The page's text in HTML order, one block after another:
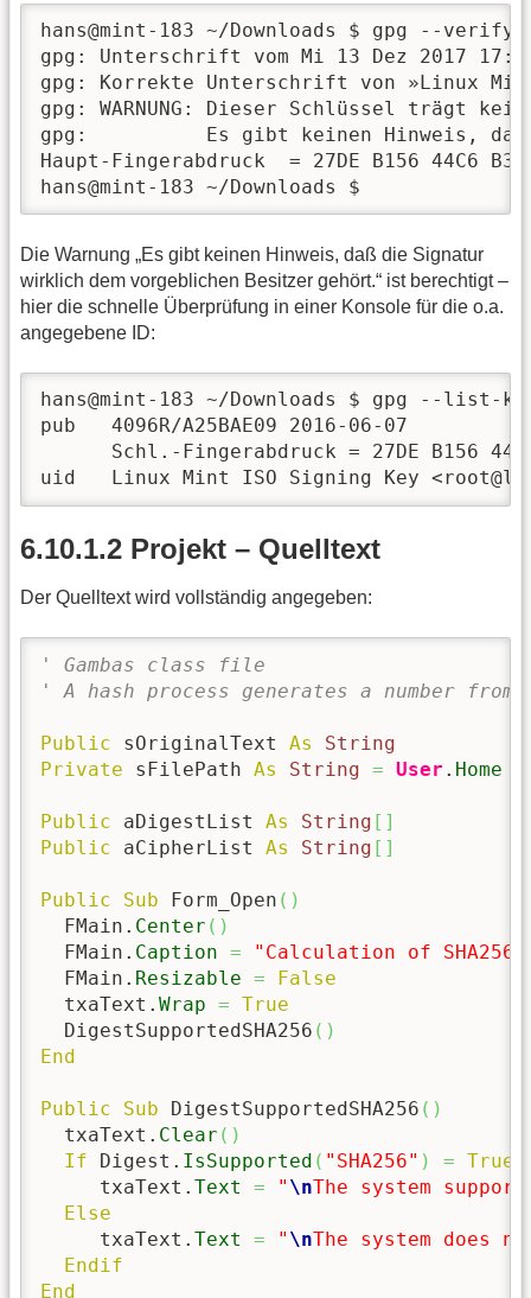
hans@mint-183 ~/Downloads $ gpg --verify
gpg: Unterschrift vom Mi 13 Dez 2017
gpg: Korrekte Unterschrift von »Linux
gpg: WARNUNG: Dieser Schlüssel trägt
gpg:          Es gibt keinen Hinweis, daß
Haupt-Fingerabdruck  = 27DE B156 44C6
hans@mint-183 ~/Downloads $
Die Warnung „Es gibt keinen Hinweis, daß die Signatur
wirklich dem vorgeblichen Besitzer gehört.“ ist berechtigt –
hier die schnelle Überprüfung in einer Konsole für die o.a.
angegebene ID:
hans@mint-183 ~/Downloads $ gpg --list-
pub   4096R/A25BAE09 2016-06-07
Schl.-Fingerabdruck = 27DE B156
uid   Linux Mint ISO Signing Key
6.10.1.2 Projekt – Quelltext
Der Quelltext wird vollständig angegeben:
' Gambas class file
' A hash process generates a number
Public sOriginalText As
String
Private sFilePath As String = User . Home
Public aDigestList As String [ ]
Public aCipherList As String [ ]
Public Sub Form_Open ( )
  FMain.
Center ( )
  FMain.
Caption =
"Calculation of
  FMain.
Resizable =
False
  txaText.
Wrap = True
  DigestSupportedSHA256
( )
End
Public Sub DigestSupportedSHA256 ( )
  txaText.
Clear ( )
If Digest. IsSupported ( "SHA256" ) = True
     txaText.
Text = " \nThe system
Else
     txaText.
Text = " \nThe system does
Endif
End